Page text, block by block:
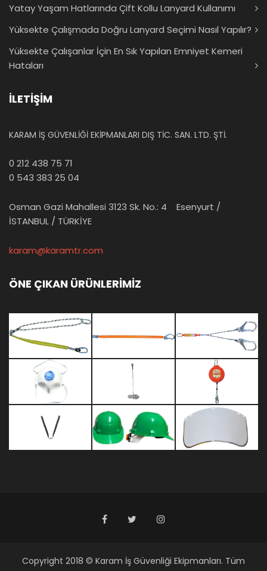
Yatay Yaşam Hatlarında Çift Kollu Lanyard Kullanımı
Yüksekte Çalışmada Doğru Lanyard Seçimi Nasıl Yapılır?
Yüksekte Çalışanlar İçin En Sık Yapılan Emniyet Kemeri
Hataları
İLETİŞİM
KARAM İŞ GÜVENLİĞİ EKİPMANLARI DIŞ TİC. SAN. LTD. ŞTİ.
0 212 438 75 71
0 543 383 25 04
Osman Gazi Mahallesi 3123 Sk. No.: 4 Esenyurt /
İSTANBUL / TÜRKİYE
karam@karamtr.com
ÖNE ÇIKAN ÜRÜNLERİMİZ
Copyright 2018 © Karam İş Güvenliği Ekipmanları. Tüm